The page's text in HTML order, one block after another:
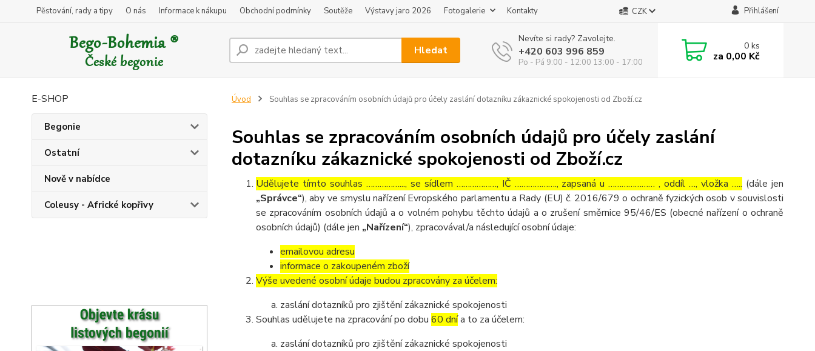
Pěstování, rady a tipy O nás Informace k nákupu Obchodní podmínky Soutěže Výstavy jaro 2026 Fotogalerie Kontakty CZK Přihlášení
Hledat
Nevíte si rady? Zavolejte.
+420 603 996 859
Po - Pá 9:00 - 12:00 13:00 - 17:00
0ks
za 0,00 Kč
E-SHOP
Begonie
Ostatní
Nově v nabídce
Coleusy - Africké kopřivy
Úvod Souhlas se zpracováním osobních údajů pro účely zaslání dotazníku zákaznické spokojenosti od Zboží.cz
Souhlas se zpracováním osobních údajů pro účely zaslání
dotazníku zákaznické spokojenosti od Zboží.cz
Udělujete tímto souhlas ……………..., se sídlem ………………, IČ ………………., zapsaná u ………………… , oddíl …, vložka ….. (dále jen
„Správce“), aby ve smyslu nařízení Evropského parlamentu a Rady (EU) č. 2016/679 o ochraně fyzických osob v souvislosti
se zpracováním osobních údajů a o volném pohybu těchto údajů a o zrušení směrnice 95/46/ES (obecné nařízení o ochraně
osobních údajů) (dále jen „Nařízení“), zpracovával/a následující osobní údaje:
emailovou adresu
informace o zakoupeném zboží
Výše uvedené osobní údaje budou zpracovány za účelem:
zaslání dotazníků pro zjištění zákaznické spokojenosti
Souhlas udělujete na zpracování po dobu 60 dnía to za účelem:
zaslání dotazníků pro zjištění zákaznické spokojenosti